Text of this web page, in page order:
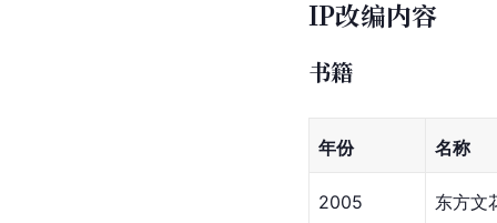
IP改编内容
书籍
年份 名称
2005 东方文